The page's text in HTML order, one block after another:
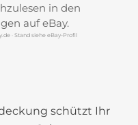
in den
auf eBay.
· Stand siehe eBay-Profil
schützt Ihr